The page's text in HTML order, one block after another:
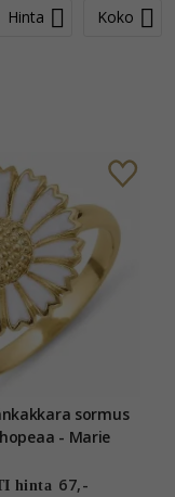
Hinta Koko
sormus
- Marie
hinta 67,-